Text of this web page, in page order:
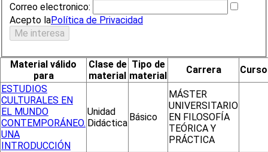
Correo electronico:
Acepto laPolítica de Privacidad
Material válido
para
Clase de
material
Tipo de
material
Carrera
Curso
ESTUDIOS
CULTURALES EN
EL MUNDO
CONTEMPORÁNEO.
UNA
INTRODUCCIÓN
Unidad
Didáctica
Básico
MÁSTER
UNIVERSITARIO
EN FILOSOFÍA
TEÓRICA Y
PRÁCTICA